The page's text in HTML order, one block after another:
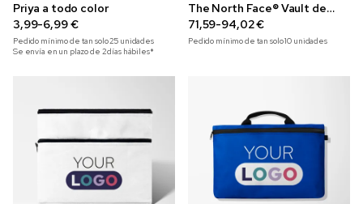
Priya a todo color
3,99-6,99 €
Pedido mínimo de tan solo25 unidades
Se envía en un plazo de 2 días hábiles*
The North Face® Vault de
material reciclado con
bordado
71,59-94,02 €
Pedido mínimo de tan solo10 unidades